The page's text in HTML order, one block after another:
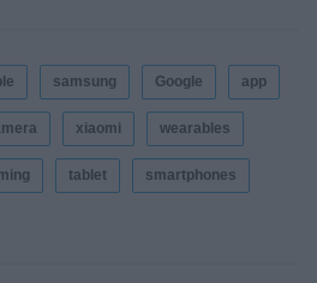
samsung Google app
xiaomi wearables
tablet smartphones